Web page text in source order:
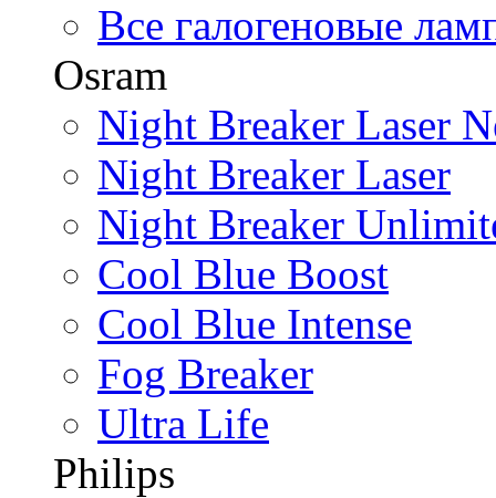
Все галогеновые
Osram
Night Breaker Laser
Night Breaker Laser
Night Breaker
Cool Blue Boost
Cool Blue Intense
Fog Breaker
Ultra Life
Philips